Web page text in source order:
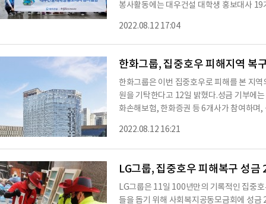
봉사활동에는 대우건설 대학생 홍보대사
요한 예산은 대우건설 임직원들이 매달 급
동전모아 사랑실천하기’ 기금을 사용했다.
횡성군 우천면에 위치한 故 강승문 선생 후
2022.08.12 17:04
한화그룹, 집중호우 피해지역 복
한화그룹은 이번 집중호우로 피해를 본 지
원을 기탁한다고 12일 밝혔다.성금 기부에
화손해보험, 한화증권 등 6개사가 참여하며
대출 원리금 상환을 유예한다. 사고보험금
급하기로 했다.한편, 한화그룹은 수해, 산불
2022.08.12 16:21
LG그룹, 집중호우 피해복구 성금
LG그룹은 11일 100년만의 기록적인 집중
들을 돕기 위해 사회복지공동모금회에 성